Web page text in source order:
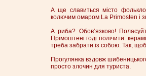
А ще славиться місто
колючим омаром La Primosten і
А риба? Обов’язково!
Прімоштені годі полічити:
треба забрати із собою. Так,
Прогулянка вздовж
просто злочин для туриста.